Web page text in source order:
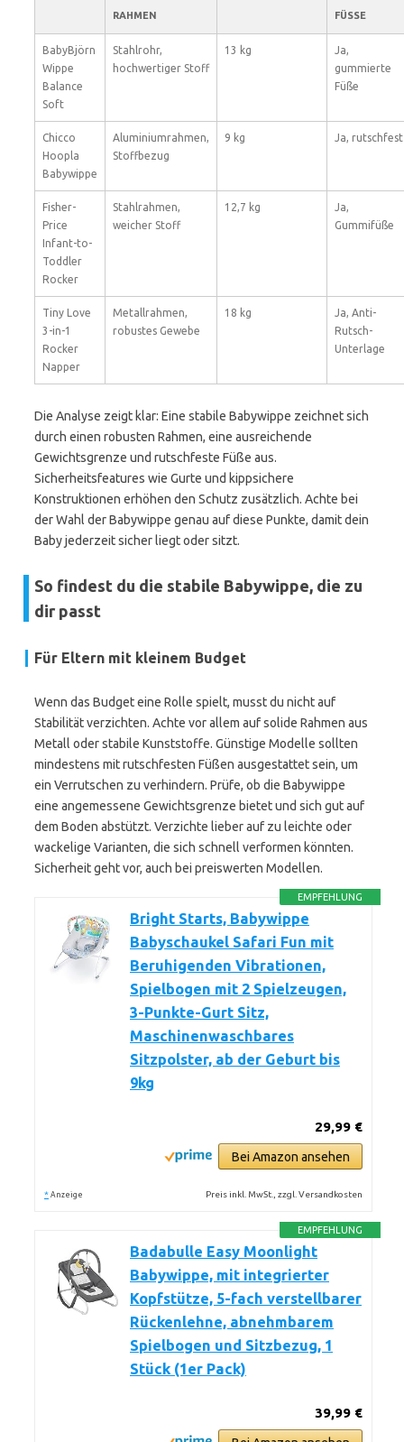
RAHMEN
FÜSSE
BabyBjörn
Wippe
Balance
Soft
Stahlrohr,
hochwertiger Stoff
13 kg
Ja,
gummierte
Füße
Chicco
Hoopla
Babywippe
Aluminiumrahmen,
Stoffbezug
9 kg Ja, rutschfest
Fisher-
Price
Infant-to-
Toddler
Rocker
Stahlrahmen,
weicher Stoff
12,7 kg
Ja,
Gummifüße
Tiny Love
3-in-1
Rocker
Napper
Metallrahmen,
robustes Gewebe
18 kg
Ja, Anti-
Rutsch-
Unterlage
Die Analyse zeigt klar: Eine stabile Babywippe zeichnet sich
durch einen robusten Rahmen, eine ausreichende
Gewichtsgrenze und rutschfeste Füße aus.
Sicherheitsfeatures wie Gurte und kippsichere
Konstruktionen erhöhen den Schutz zusätzlich. Achte bei
der Wahl der Babywippe genau auf diese Punkte, damit dein
Baby jederzeit sicher liegt oder sitzt.
So findest du die stabile Babywippe, die zu
dir passt
Für Eltern mit kleinem Budget
Wenn das Budget eine Rolle spielt, musst du nicht auf
Stabilität verzichten. Achte vor allem auf solide Rahmen aus
Metall oder stabile Kunststoffe. Günstige Modelle sollten
mindestens mit rutschfesten Füßen ausgestattet sein, um
ein Verrutschen zu verhindern. Prüfe, ob die Babywippe
eine angemessene Gewichtsgrenze bietet und sich gut auf
dem Boden abstützt. Verzichte lieber auf zu leichte oder
wackelige Varianten, die sich schnell verformen könnten.
Sicherheit geht vor, auch bei preiswerten Modellen.
EMPFEHLUNG
Bright Starts, Babywippe
Babyschaukel Safari Fun mit
Beruhigenden Vibrationen,
Spielbogen mit 2 Spielzeugen,
3-Punkte-Gurt Sitz,
Maschinenwaschbares
Sitzpolster, ab der Geburt bis
9kg
29,99 €
Bei Amazon ansehen
* Anzeige Preis inkl. MwSt., zzgl. Versandkosten
EMPFEHLUNG
Badabulle Easy Moonlight
Babywippe, mit integrierter
Kopfstütze, 5-fach verstellbarer
Rückenlehne, abnehmbarem
Spielbogen und Sitzbezug, 1
Stück (1er Pack)
39,99 €